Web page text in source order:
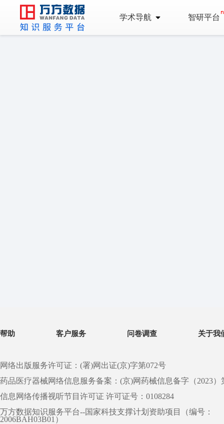
学术导航 智研平台
帮助 客户服务 问卷调查 关于我
网络出版服务许可证：(署)网出证(京)字第072号
药品医疗器械网络信息服务备案：(京)网药械信息备字（2023）
信息网络传播视听节目许可证 许可证号：0108284
万方数据知识服务平台--国家科技支撑计划资助项目（编号：
2006BAH03B01）